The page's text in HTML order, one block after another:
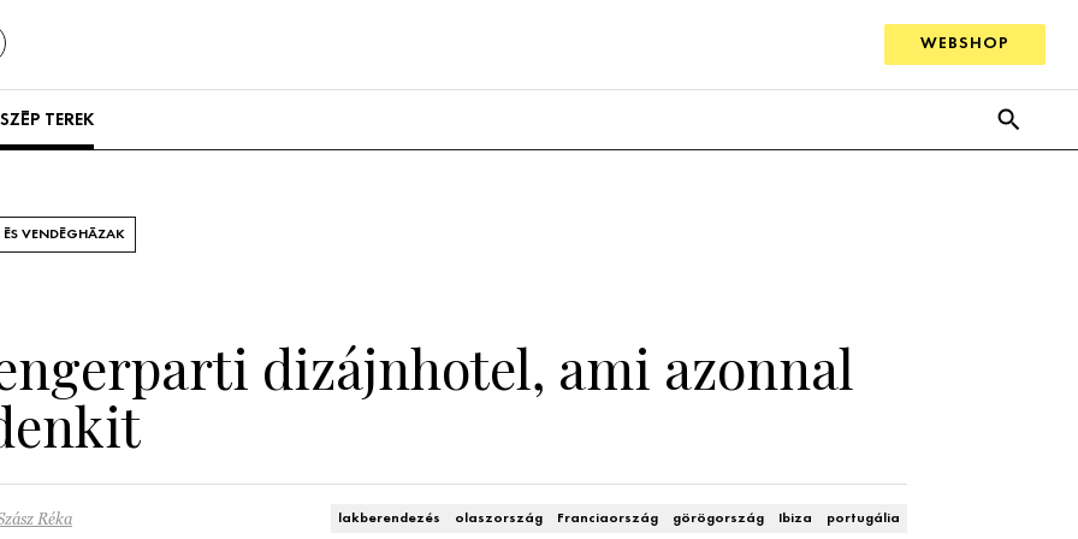
WEBSHOP
SZÉP TEREK
VENDÉGHÁZAK
dizájnhotel, ami azonnal
Réka lakberendezés olaszország Franciaország görögország Ibiza portugália